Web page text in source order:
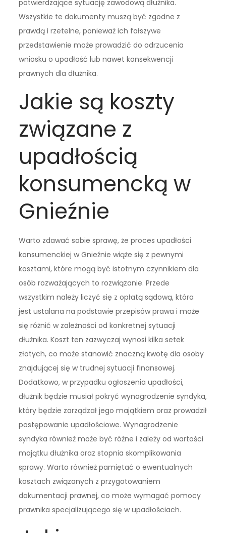
potwierdzające sytuację zawodową dłużnika.
Wszystkie te dokumenty muszą być zgodne z
prawdą i rzetelne, ponieważ ich fałszywe
przedstawienie może prowadzić do odrzucenia
wniosku o upadłość lub nawet konsekwencji
prawnych dla dłużnika.
Jakie są koszty
związane z
upadłością
konsumencką w
Gnieźnie
Warto zdawać sobie sprawę, że proces upadłości
konsumenckiej w Gnieźnie wiąże się z pewnymi
kosztami, które mogą być istotnym czynnikiem dla
osób rozważających to rozwiązanie. Przede
wszystkim należy liczyć się z opłatą sądową, która
jest ustalana na podstawie przepisów prawa i może
się różnić w zależności od konkretnej sytuacji
dłużnika. Koszt ten zazwyczaj wynosi kilka setek
złotych, co może stanowić znaczną kwotę dla osoby
znajdującej się w trudnej sytuacji finansowej.
Dodatkowo, w przypadku ogłoszenia upadłości,
dłużnik będzie musiał pokryć wynagrodzenie syndyka,
który będzie zarządzał jego majątkiem oraz prowadził
postępowanie upadłościowe. Wynagrodzenie
syndyka również może być różne i zależy od wartości
majątku dłużnika oraz stopnia skomplikowania
sprawy. Warto również pamiętać o ewentualnych
kosztach związanych z przygotowaniem
dokumentacji prawnej, co może wymagać pomocy
prawnika specjalizującego się w upadłościach.